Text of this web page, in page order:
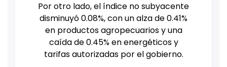
Por otro lado, el índice no subyacente
disminuyó 0.08%, con un alza de 0.41%
en productos agropecuarios y una
caída de 0.45% en energéticos y
tarifas autorizadas por el gobierno.